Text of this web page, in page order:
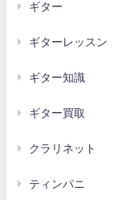
ギター
ギターレッスン
ギター知識
ギター買取
クラリネット
ティンパニ